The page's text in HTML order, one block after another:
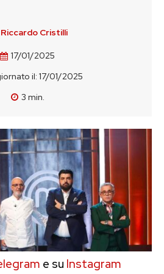
Riccardo Cristilli
17/01/2025
il: 17/01/2025
3 min.
e su Instagram